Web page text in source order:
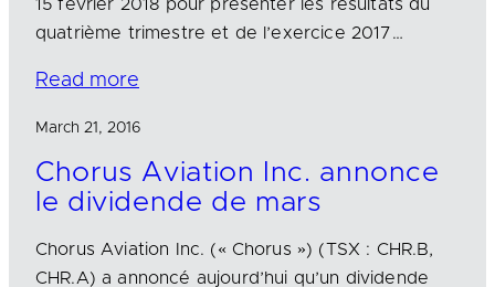
15 février 2018 pour présenter les résultats du
quatrième trimestre et de l’exercice 2017…
Read more
March 21, 2016
Chorus Aviation Inc. annonce
le dividende de mars
Chorus Aviation Inc. (« Chorus ») (TSX : CHR.B,
CHR.A) a annoncé aujourd’hui qu’un dividende